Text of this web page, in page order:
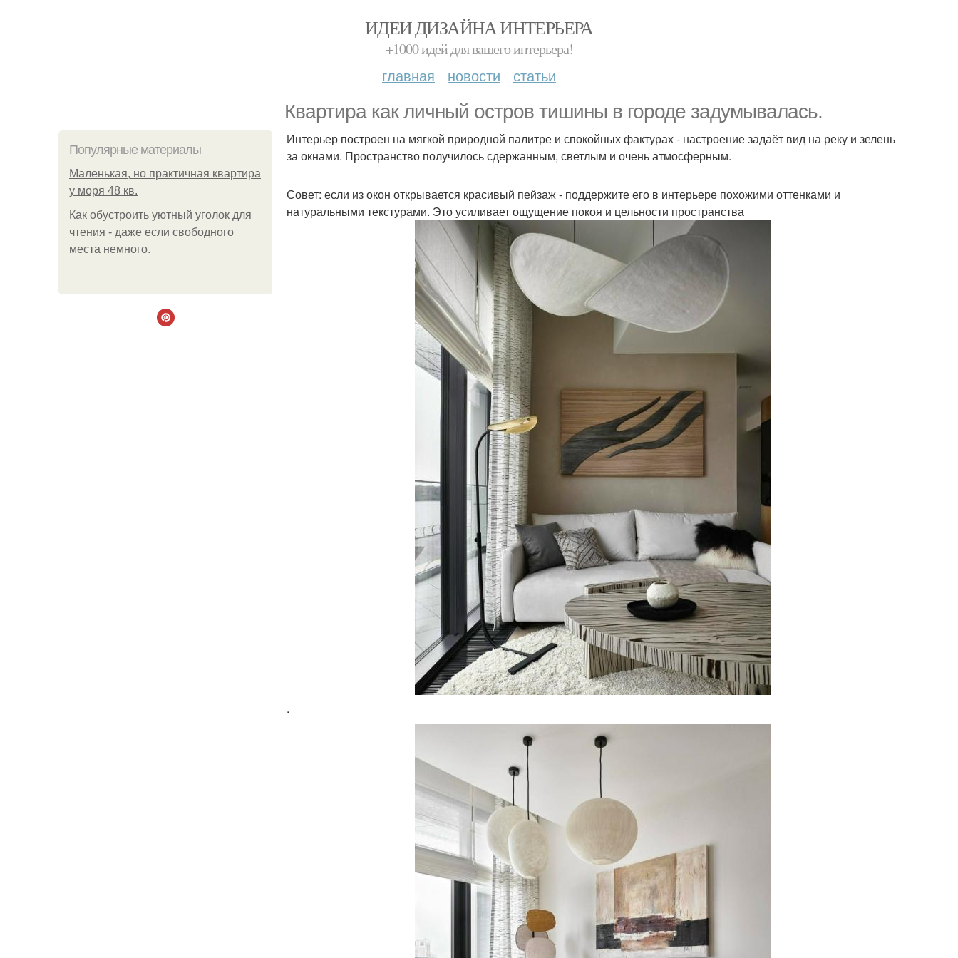
ИДЕИ ДИЗАЙНА ИНТЕРЬЕРА
+1000 идей для вашего интерьера!
главная новости статьи
Квартира как личный остров тишины в городе задумывалась.
Популярные материалы
Маленькая, но практичная квартира
у моря 48 кв.
Как обустроить уютный уголок для
чтения - даже если свободного
места немного.
Интерьер построен на мягкой природной палитре и спокойных фактурах - настроение задаёт вид на реку и зелень
за окнами. Пространство получилось сдержанным, светлым и очень атмосферным.
Совет: если из окон открывается красивый пейзаж - поддержите его в интерьере похожими оттенками и
натуральными текстурами. Это усиливает ощущение покоя и цельности пространства
.